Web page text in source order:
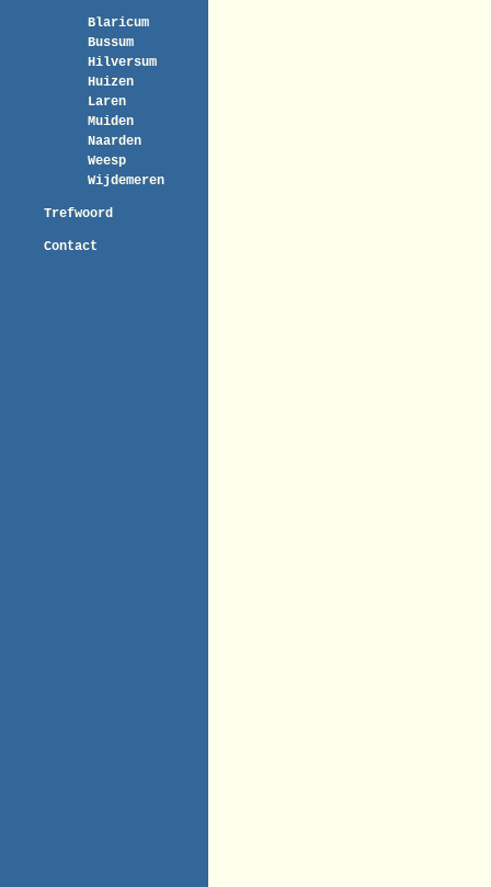
Blaricum
Bussum
Hilversum
Huizen
Laren
Muiden
Naarden
Weesp
Wijdemeren
Trefwoord
Contact